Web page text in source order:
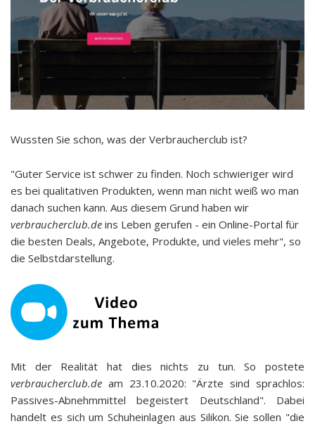
Wussten Sie schon, was der Verbraucherclub ist?
"Guter Service ist schwer zu finden. Noch schwieriger wird
es bei qualitativen Produkten, wenn man nicht weiß wo man
danach suchen kann. Aus diesem Grund haben wir
verbraucherclub.de ins Leben gerufen - ein Online-Portal für
die besten Deals, Angebote, Produkte, und vieles mehr", so
die Selbstdarstellung.
Mit der Realität hat dies nichts zu tun. So postete
verbraucherclub.de am 23.10.2020: "Ärzte sind sprachlos:
Passives-Abnehmmittel begeistert Deutschland". Dabei
handelt es sich um Schuheinlagen aus Silikon. Sie sollen "die